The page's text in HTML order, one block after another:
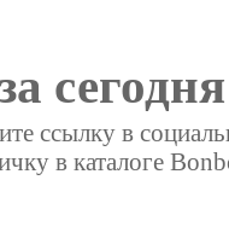
ссылку в
в каталоге